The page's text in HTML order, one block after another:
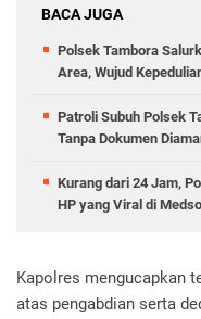
BACA JUGA
Polsek Tambora
Area, Wujud
Patroli Subuh Polsek
Tanpa Dokumen
Kurang dari 24 Jam,
HP yang Viral di
Kapolres mengucapkan
atas pengabdian serta